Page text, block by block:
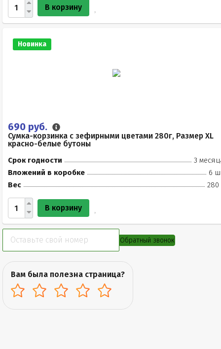
В корзину
Новинка
690 руб.
Сумка-корзинка с зефирными цветами 280г, Размер XL
красно-белые бутоны
Срок годности
3
Вложений в коробке
6
Вес
280
В корзину
Обратный звонок
Вам была полезна страница?